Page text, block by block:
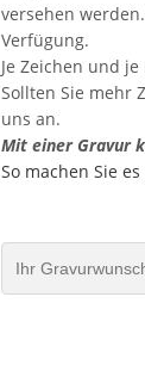
versehen
Verfügung.
Je Zeichen und
Sollten Sie mehr
uns an.
Mit einer Gravur
So machen Sie